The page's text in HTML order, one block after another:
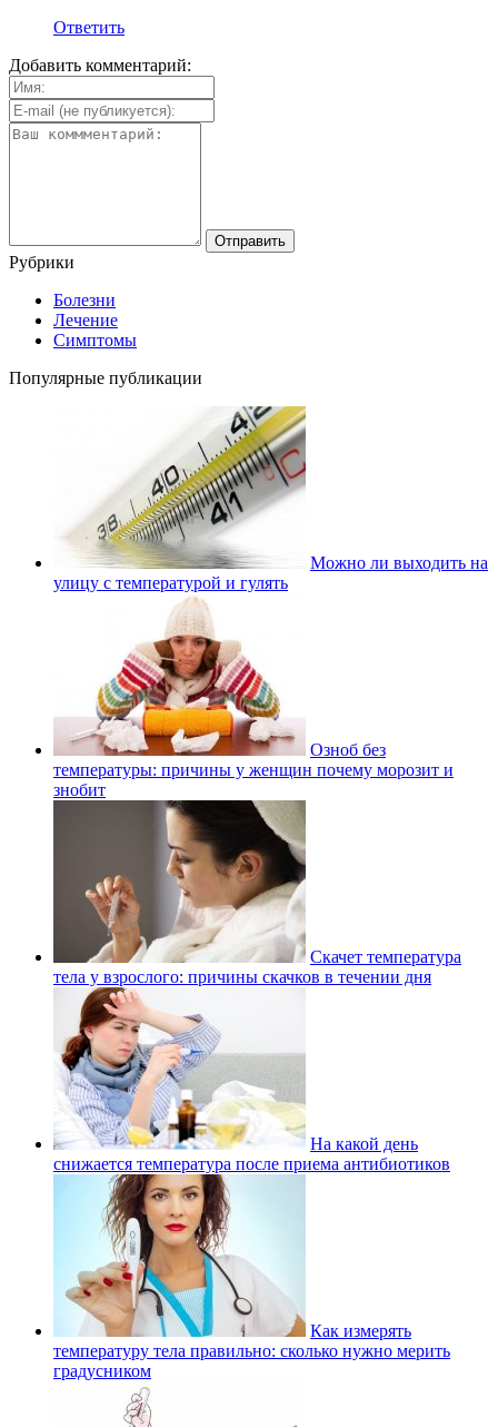
Ответить
Добавить комментарий:
Рубрики
Болезни
Лечение
Симптомы
Популярные публикации
Можно ли выходить на
улицу с температурой и гулять
Озноб без
температуры: причины у женщин почему морозит и
знобит
Скачет температура
тела у взрослого: причины скачков в течении дня
На какой день
снижается температура после приема антибиотиков
Как измерять
температуру тела правильно: сколько нужно мерить
градусником